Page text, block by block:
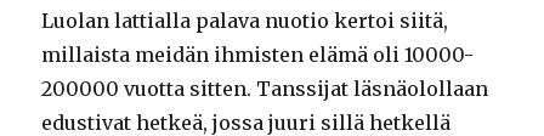
Luolan lattialla palava nuotio kertoi siitä,
millaista meidän ihmisten elämä oli 10000-
200000 vuotta sitten. Tanssijat läsnäolollaan
edustivat hetkeä, jossa juuri sillä hetkellä